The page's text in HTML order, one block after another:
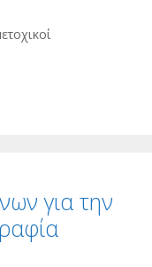
για την